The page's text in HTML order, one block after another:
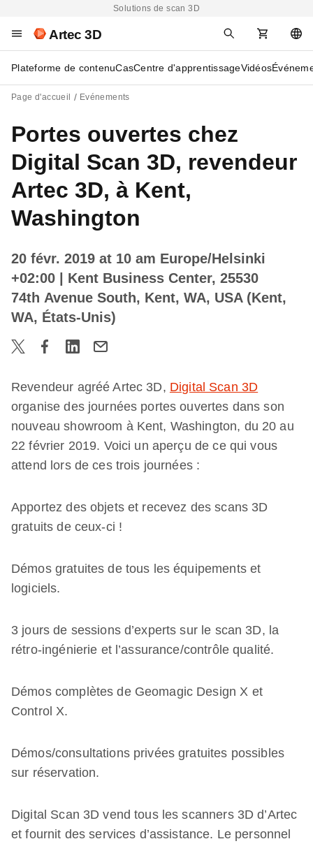
Solutions de scan 3D
Artec 3D
Plateforme de contenuCasCentre d'apprentissageVidéos
Page d'accueil Evénements
Portes ouvertes chez
Digital Scan 3D, revendeur
Artec 3D, à Kent,
Washington
20 févr. 2019 at 10 am Europe/Helsinki
+02:00
| Kent Business Center, 25530
74th Avenue South, Kent, WA, USA (Kent,
WA, États-Unis)
Revendeur agréé Artec 3D, Digital Scan 3D
organise des journées portes ouvertes dans son
nouveau showroom à Kent, Washington, du 20 au
22 février 2019. Voici un aperçu de ce qui vous
attend lors de ces trois journées :
Apportez des objets et recevez des scans 3D
gratuits de ceux-ci !
Démos gratuites de tous les équipements et
logiciels.
3 jours de sessions d’experts sur le scan 3D, la
rétro-ingénierie et l’assurance/contrôle qualité.
Démos complètes de Geomagic Design X et
Control X.
Démos/consultations privées gratuites possibles
sur réservation.
Digital Scan 3D vend tous les scanners 3D d’Artec
et fournit des services d’assistance. Le personnel